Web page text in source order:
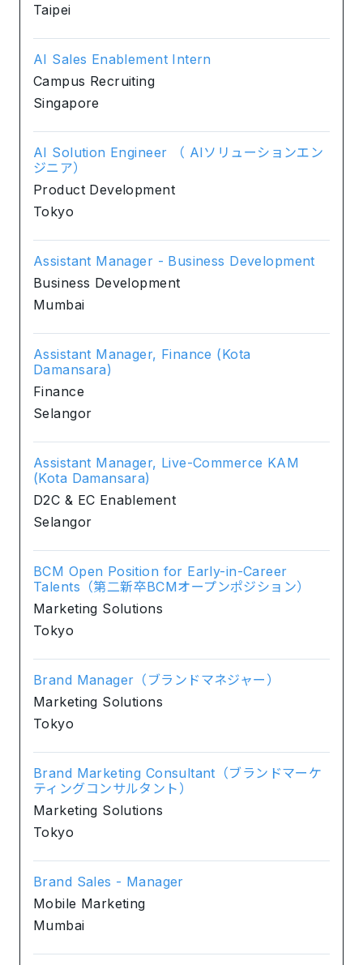
Taipei
AI Sales Enablement Intern
Campus Recruiting
Singapore
AI Solution Engineer （ AIソリューションエン
ジニア）
Product Development
Tokyo
Assistant Manager - Business Development
Business Development
Mumbai
Assistant Manager, Finance (Kota
Damansara)
Finance
Selangor
Assistant Manager, Live-Commerce KAM
(Kota Damansara)
D2C & EC Enablement
Selangor
BCM Open Position for Early-in-Career
Talents（第二新卒BCMオープンポジション）
Marketing Solutions
Tokyo
Brand Manager（ブランドマネジャー）
Marketing Solutions
Tokyo
Brand Marketing Consultant（ブランドマーケ
ティングコンサルタント）
Marketing Solutions
Tokyo
Brand Sales - Manager
Mobile Marketing
Mumbai